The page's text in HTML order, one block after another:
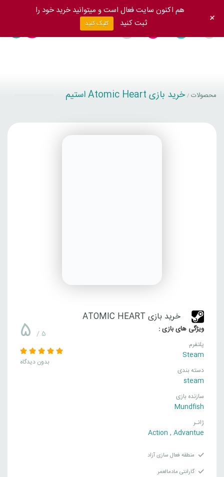
محصولات / خرید بازی Atomic Heart استیم
خرید بازی ATOMIC HEART
ویژگی های بازی :
پلتفرم
Steam
دسته بندی
steam
سازنده بازی
Mundfish
ژانـر
Action , Advantue
5 / 5
بدون دیدگاه
منطقه فعال سازی آزاد
گارانتی مادمالعمر
هم اکنون سایت فعال است و میتوانید خرید خود را
ثبت کنید
کلیک کنید +